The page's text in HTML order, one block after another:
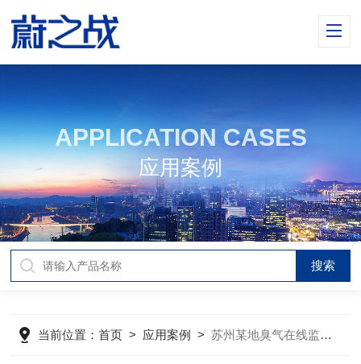
APPLICATION CASES
应用案例
当前位置：首页 > 应用案例 >苏州某地臭气在线监测系统